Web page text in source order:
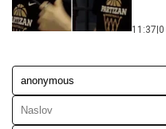
11:37|0